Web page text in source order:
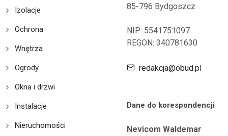
Izolacje
Ochrona
Wnętrza
Ogrody
Okna i drzwi
Instalacje
Nieruchomości
85-796 Bydgoszcz
NIP: 5541751097
REGON: 340781630
redakcja@obud.pl
Dane do korespondencji
Nevicom Waldemar